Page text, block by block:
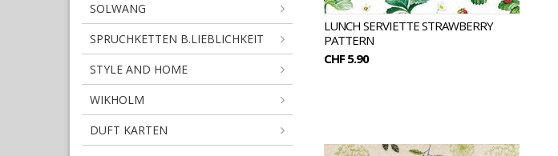
SOLWANG
SPRUCHKETTEN B.LIEBLICHKEIT
STYLE AND HOME
WIKHOLM
DUFT KARTEN
LUNCH SERVIETTE STRAWBERRY
PATTERN
CHF 5.90